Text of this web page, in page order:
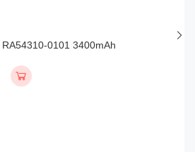
0101 3400mAh